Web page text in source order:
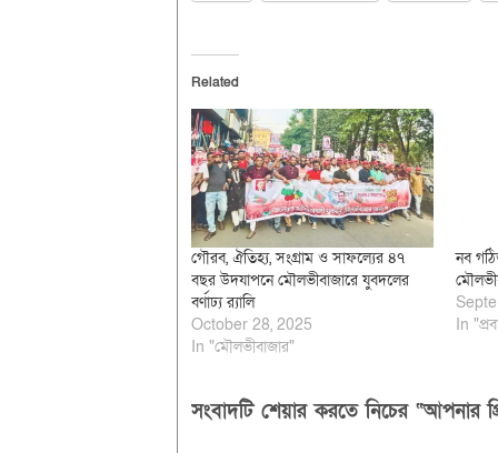
Related
গৌরব, ঐতিহ্য, সংগ্রাম ও সাফল্যের ৪৭
বছর উদযাপনে মৌলভীবাজারে যুবদলের
বর্ণাঢ্য র‌্যালি
October 28, 2025
In "মৌলভীবাজার"
নব
In
সংবাদটি শেয়ার করতে নিচের “আপনার